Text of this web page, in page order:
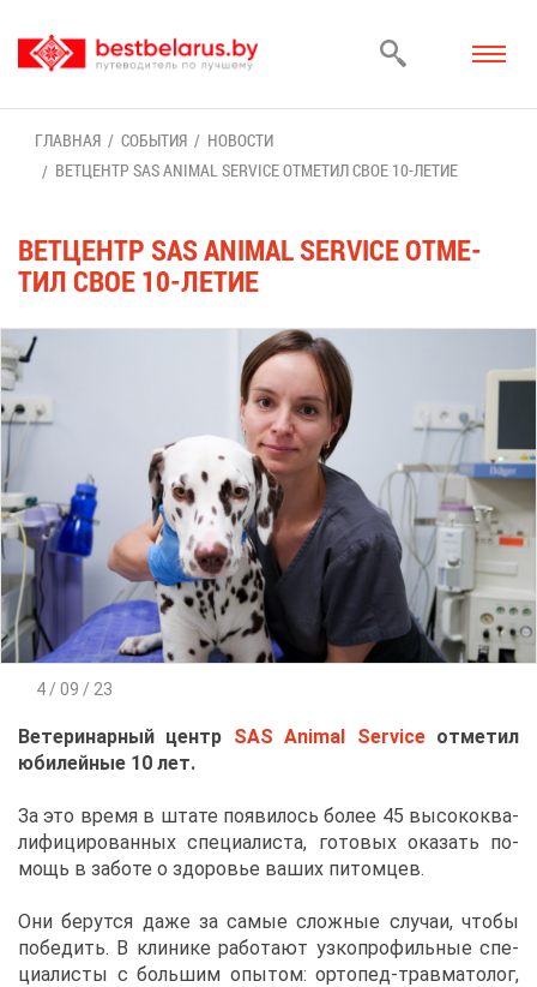
ГЛАВ­НАЯ СО­БЫ­ТИЯ
НО­ВО­СТИ
ВЕТ­ЦЕНТР SAS ANIMAL SERVICE ОТ­МЕ­ТИЛ СВОЕ 10-ЛЕ­ТИЕ
ВЕТ­ЦЕНТР SAS ANIMAL SERVICE ОТ­МЕ­
ТИЛ СВОЕ 10-ЛЕ­ТИЕ
4 / 09 / 23
Ве­те­ри­нар­ный центр SAS Animal Serviceот­ме­тил
юби­лей­ные 10 лет.
За это вре­мя в шта­те по­яви­лось бо­лее 45 вы­со­ко­ква­
ли­фи­ци­ро­ван­ных спе­ци­а­ли­ста, го­то­вых ока­зать по­
мощь в за­бо­те о здо­ро­вье ва­ших пи­том­цев.
Они бе­рут­ся да­же за са­мые слож­ные слу­чаи, что­бы
по­бе­дить. В кли­ни­ке ра­бо­та­ют уз­ко­про­филь­ные спе­
ци­а­ли­сты с боль­шим опы­том: ор­то­пед-трав­ма­то­лог,